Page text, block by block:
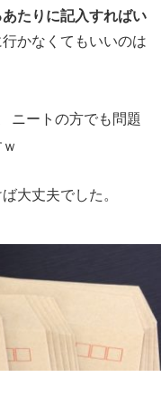
たりに記入すればい
かなくてもいいのは
ニートの方でも問題
大丈夫でした。